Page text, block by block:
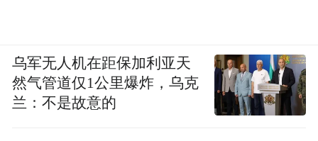
乌军无人机在距保加利亚天
然气管道仅1公里爆炸，乌克
兰：不是故意的